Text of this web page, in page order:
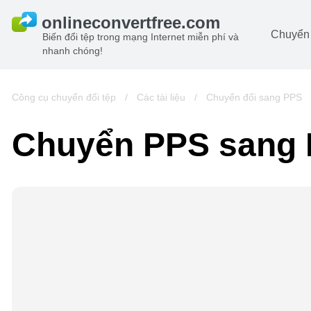
Biến đổi tệp trong mạng Internet miễn phí và
nhanh chóng!
Công cụ chuyển đổi tệp / Các tài liệu / Chuyển đổi sang PPS
Chuyển PPS sang